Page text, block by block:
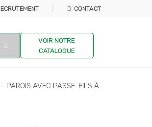
CONTACT
VOIR NOTRE
CATALOGUE
PAROIS AVEC PASSE-FILS À